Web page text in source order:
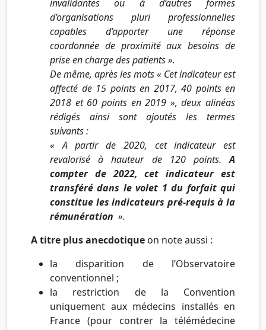
invalidantes ou à d’autres formes
d’organisations pluri professionnelles
capables d’apporter une réponse
coordonnée de proximité aux besoins de
prise en charge des patients ».
De même, après les mots « Cet indicateur est
affecté de 15 points en 2017, 40 points en
2018 et 60 points en 2019 », deux alinéas
rédigés ainsi sont ajoutés les termes
suivants :
« A partir de 2020, cet indicateur est
revalorisé à hauteur de 120 points.A
compter de 2022, cet indicateur est
transféré dans le volet 1 du forfait qui
constitue les indicateurs pré-requis à la
rémunération ».
A titre plus anecdotique on note aussi :
la disparition de l’Observatoire
conventionnel ;
la restriction de la Convention
uniquement aux médecins installés en
France (pour contrer la télémédecine